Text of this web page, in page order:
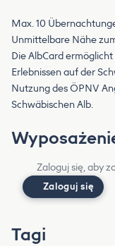
Max. 10
Unmittelbare Nähe
Die AlbCard
Erlebnissen auf der
Nutzung des ÖPNV
Schwäbischen Alb.
Zaloguj się, aby
Zaloguj się
Tagi